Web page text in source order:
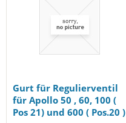
Gurt für Regulierventil
für Apollo 50 , 60, 100 (
Pos 21) und 600 ( Pos.20 )